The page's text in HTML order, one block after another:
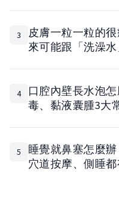
3
皮膚一粒一粒的
來可能跟「洗澡
4
口腔內壁長水泡
毒、黏液囊腫3大
5
睡覺就鼻塞怎麼辦
穴道按摩、側睡